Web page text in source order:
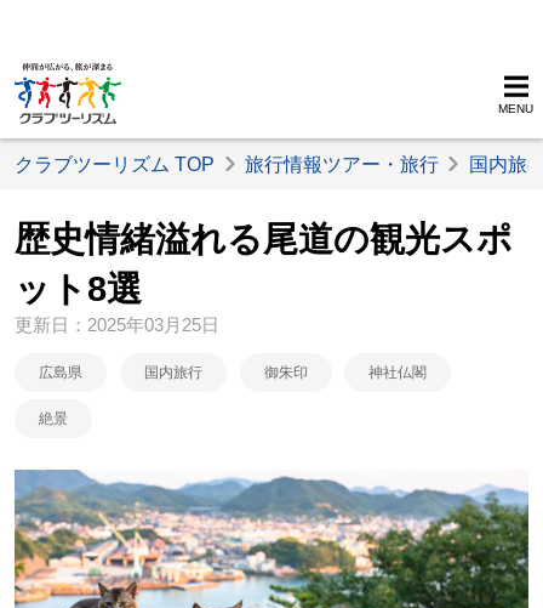
MENU
クラブツーリズム TOP 旅行情報ツアー・旅行 国内旅
歴史情緒溢れる尾道の観光スポ
ット8選
更新日：2025年03月25日
広島県 国内旅行 御朱印 神社仏閣
絶景